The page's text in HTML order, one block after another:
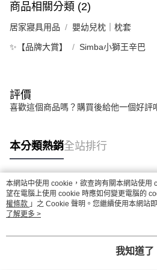
商品相關分類 (2)
居家寢具用品 嬰幼兒枕｜枕套
✨【品牌大賞】 Simba小獅王辛巴
評價
喜歡這個商品嗎？購買後給他一個好評
本分類熱銷全站排行
熱門標籤
本網站中使用 cookie，欲查詢有關本網站使用
望在電腦上使用 cookie 時應如何變更電腦的
權條款 」之 Cookie 聲明。您繼續使用本網站
用條款之 Cookie 聲明使用 cookie。
了解更多 >
我知道了